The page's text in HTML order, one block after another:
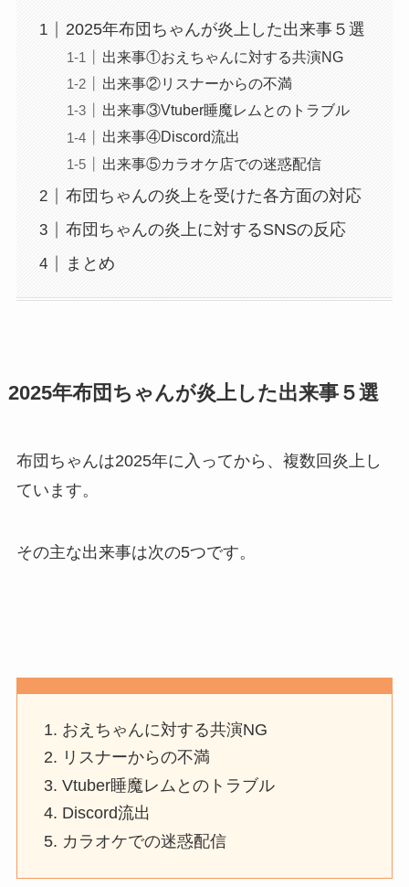
2025年布団ちゃんが炎上した出来事５選
出来事①おえちゃんに対する共演NG
出来事②リスナーからの不満
出来事③Vtuber睡魔レムとのトラブル
出来事④Discord流出
出来事⑤カラオケ店での迷惑配信
布団ちゃんの炎上を受けた各方面の対応
布団ちゃんの炎上に対するSNSの反応
まとめ
2025年布団ちゃんが炎上した出来事５選
布団ちゃんは2025年に入ってから、複数回炎上し
ています。
その主な出来事は次の5つです。
おえちゃんに対する共演NG
リスナーからの不満
Vtuber睡魔レムとのトラブル
Discord流出
カラオケでの迷惑配信